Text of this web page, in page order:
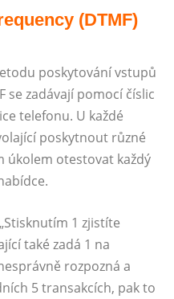
(DTMF)
poskytování vstupů
se zadávají pomocí číslic
telefonu. U každé
poskytnout různé
úkolem otestovat každý
1 zjistíte
také zadá 1 na
rozpozná a
5 transakcích, pak to